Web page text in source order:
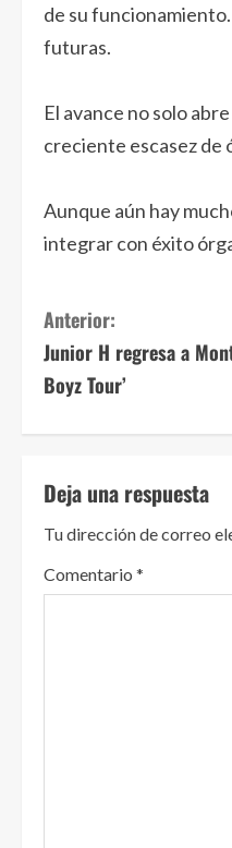
de su
futuras.
El avance no solo
creciente escasez de
Aunque aún hay
integrar con éxito
S
i
e
l
e
Anterior:
Junior H regresa a
Boyz Tour’
Deja una respuesta
Tu dirección de correo
Comentario *